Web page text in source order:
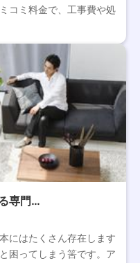
コミ料金で、工事費や処
専門…
にはたくさん存在します
困ってしまう筈です。ア